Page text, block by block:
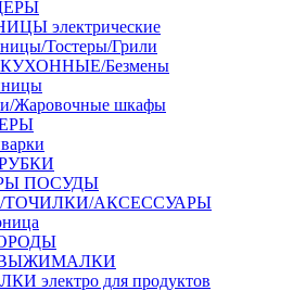
электрические
Тостеры/Грили
Безмены
Жаровочные шкафы
ПОСУДЫ
АКСЕССУАРЫ
электро для продуктов